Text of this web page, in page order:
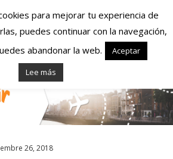
en
– Vivir en
– Trabajo
–
26, 2018
para mejorar tu experiencia de
puedes continuar con la navegación,
abandonar la web.
Aceptar
Lee más